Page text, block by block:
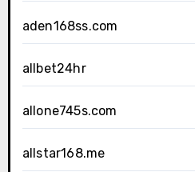
aden168ss.com
allbet24hr
allone745s.com
allstar168.me